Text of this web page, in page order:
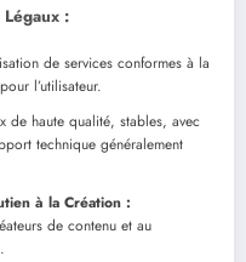
:
de services conformes à la
l’utilisateur.
de haute qualité, stables, avec
technique généralement
à la Création :
de contenu et au